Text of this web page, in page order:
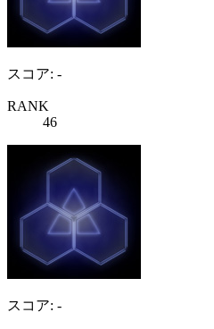
スコア: -
RANK
46
スコア: -